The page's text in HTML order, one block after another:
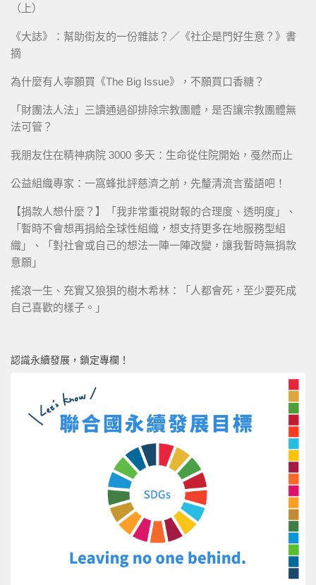
（上）
《大誌》：幫助街友的一份雜誌？／《社企是門好生意？》書
摘
為什麼有人寧願買《The Big Issue》，不願買口香糖？
「財團法人法」三讀通過卻排除宗教團體，是否讓宗教團體無
法可管？
我朋友住在精神病院 3000 多天：生命從住院開始，戞然而止
公益組織專家：一窩蜂批評慈濟之前，先釐清流言蜚語吧！
【捐款人想什麼？】「我非常重視財報的合理度、透明度」、
「暫時不會想再捐給全球性組織，想支持更多在地服務型組
織」、「對社會或自己的想法一陣一陣改變，讓我暫時無捐款
意願」
搖滾一生、充實又狼狽的樹木希林：「人都會死，至少要死成
自己喜歡的樣子。」
認識永續發展，鎖定專欄！